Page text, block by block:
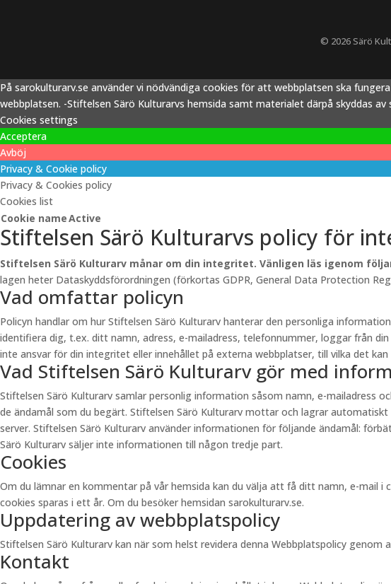
© 2026 Särö
På sarokulturarv.se använder vi nödvändiga cookies för att webbplatsen ska
webbplatsen. -Stiftelsen Särö Kulturarvs hemsida samt materialet därpå skyddas
Cookies settings
Acceptera
Avböj
Privacy & Cookie policy
Privacy & Cookies policy
Cookies list
Cookie nameActive
Stiftelsen Särö Kulturarvs policy för
Stiftelsen Särö Kulturarv månar om din integritet. Vänligen läs igenom
lagen heter Dataskyddsförordningen (förkortas GDPR, General Data Protection
Vad omfattar policyn
Policyn handlar om hur Stiftelsen Särö Kulturarv hanterar den personliga
identifiera dig, t.ex. ditt namn, adress, e-mailadress, telefonnummer, loggar från
inte ansvar för din integritet eller innehållet på externa webbplatser, till vilka det kan
Vad Stiftelsen Särö Kulturarv gör med
Stiftelsen Särö Kulturarv samlar personlig information såsom namn, e-mailadress
de ändamål som du begärt. Stiftelsen Särö Kulturarv mottar och lagrar
server. Stiftelsen Särö Kulturarv använder informationen för följande ändamål:
Särö Kulturarv säljer inte informationen till någon tredje part.
Cookies
Om du lämnar en kommentar på vår hemsida kan du välja att få ditt namn, e-mail
cookies sparas i ett år. Om du besöker hemsidan sarokulturarv.se.
Uppdatering av webbplatspolicy
Stiftelsen Särö Kulturarv kan när som helst revidera denna Webbplatspolicy genom
Kontakt